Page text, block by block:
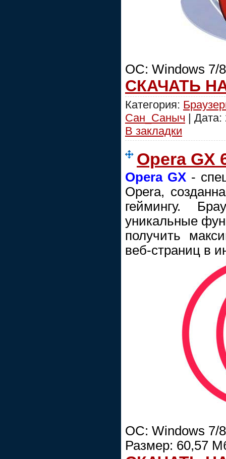
ОС: Windows 7/
СКАЧАТЬ
Категория:
Сан_Саныч | Дата:
В закладки
Opera GX
Opera GX -
Opera,
геймингу.
уникальные
получить
веб-страниц в
ОС: Windows 7/
Размер: 60,57